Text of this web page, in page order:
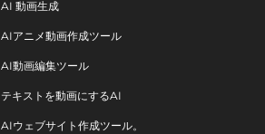
AI 動画生成
AIアニメ動画作成ツール
AI動画編集ツール
テキストを動画にするAI
AIウェブサイト作成ツール。